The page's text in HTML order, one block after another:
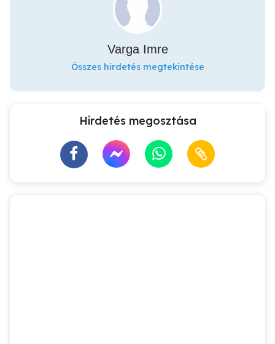
Varga Imre
Összes hirdetés megtekintése
Hirdetés megosztása